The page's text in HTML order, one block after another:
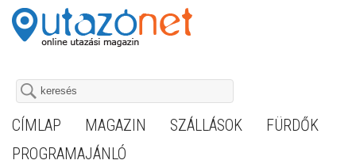
CÍMLAP MAGAZIN SZÁLLÁSOK
FÜRDŐK
PROGRAMAJÁNLÓ